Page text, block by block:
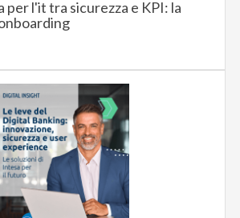
per l'it tra sicurezza e KPI: la